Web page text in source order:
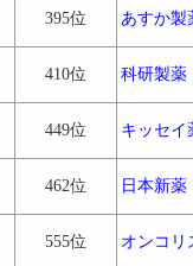
395位 あすか製
410位 科研製薬
449位 キッセイ
462位 日本新薬
555位 オンコリ